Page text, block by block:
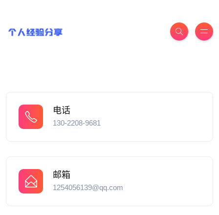
电话
130-2208-9681
邮箱
1254056139@qq.com